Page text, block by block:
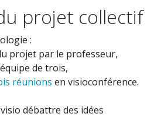
projet collectif
:
projet par le professeur,
de trois,
réunions en visioconférence.
débattre des idées